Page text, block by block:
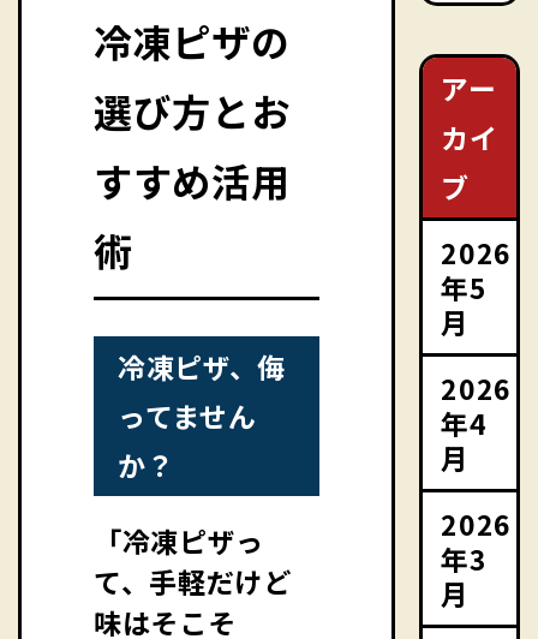
冷凍ピザの
選び方とお
すすめ活用
術
冷凍ピザ、侮
ってません
か？
「冷凍ピザっ
て、手軽だけど
味はそこそ
アー
カイ
ブ
2026
年5
月
2026
年4
月
2026
年3
月